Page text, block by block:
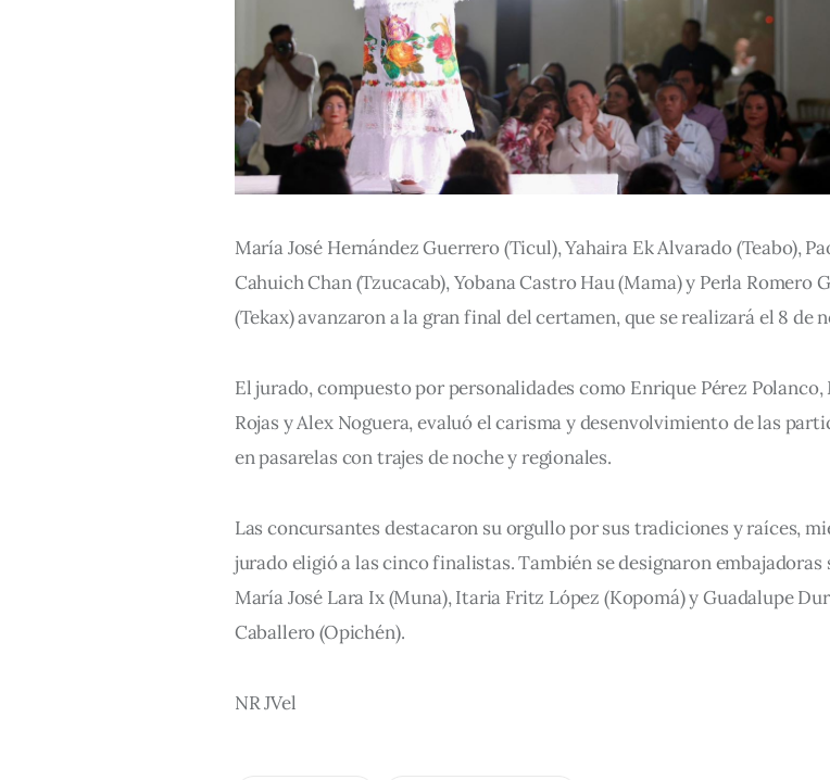
María José Hernández Guerrero (Ticul), Yahaira Ek Alvarado (Teabo),
Cahuich Chan (Tzucacab), Yobana Castro Hau (Mama) y Perla Romero
(Tekax) avanzaron a la gran final del certamen, que se realizará el 8 de
El jurado, compuesto por personalidades como Enrique Pérez
Rojas y Alex Noguera, evaluó el carisma y desenvolvimiento de las
en pasarelas con trajes de noche y regionales.
Las concursantes destacaron su orgullo por sus tradiciones y raíces,
jurado eligió a las cinco finalistas. También se designaron embajadoras
María José Lara Ix (Muna), Itaria Fritz López (Kopomá) y Guadalupe
Caballero (Opichén).
NR JVel